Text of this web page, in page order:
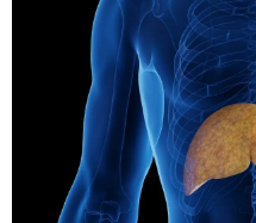
Videos